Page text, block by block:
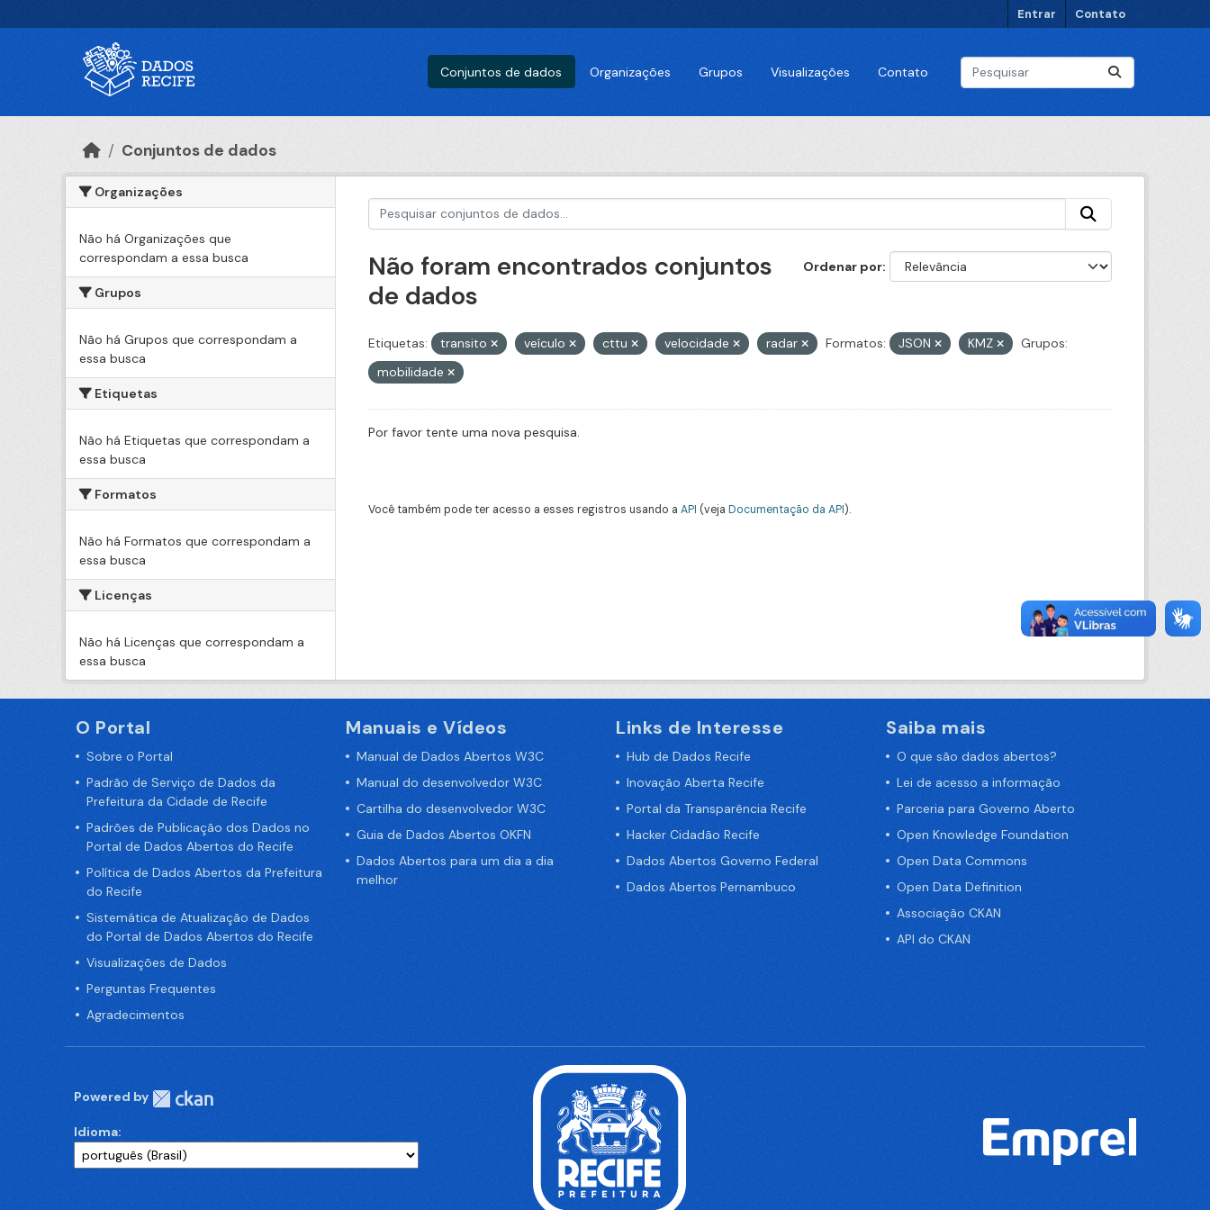
Entrar Contato
Conjuntos de dados Organizações Grupos Visualizações Contato
Conjuntos de dados
Organizações
Não há Organizações que
correspondam a essa busca
Grupos
Não há Grupos que correspondam a
essa busca
Etiquetas
Não há Etiquetas que correspondam a
essa busca
Formatos
Não há Formatos que correspondam a
essa busca
Licenças
Não há Licenças que correspondam a
essa busca
Ordenar por
Não foram encontrados conjuntos
de dados
Etiquetas: transito veículo cttu velocidade radar Formatos: JSON KMZ
Grupos:
mobilidade
Por favor tente uma nova pesquisa.
Você também pode ter acesso a esses registros usando a API (veja Documentação da API).
O Portal
Sobre o Portal
Padrão de Serviço de Dados da
Prefeitura da Cidade de Recife
Padrões de Publicação dos Dados no
Portal de Dados Abertos do Recife
Política de Dados Abertos da Prefeitura
do Recife
Sistemática de Atualização de Dados
do Portal de Dados Abertos do Recife
Visualizações de Dados
Perguntas Frequentes
Agradecimentos
Manuais e Vídeos
Manual de Dados Abertos W3C
Manual do desenvolvedor W3C
Cartilha do desenvolvedor W3C
Guia de Dados Abertos OKFN
Dados Abertos para um dia a dia
melhor
Links de Interesse
Hub de Dados Recife
Inovação Aberta Recife
Portal da Transparência Recife
Hacker Cidadão Recife
Dados Abertos Governo Federal
Dados Abertos Pernambuco
Saiba mais
O que são dados abertos?
Lei de acesso a informação
Parceria para Governo Aberto
Open Knowledge Foundation
Open Data Commons
Open Data Definition
Associação CKAN
API do CKAN
Powered by
Idioma